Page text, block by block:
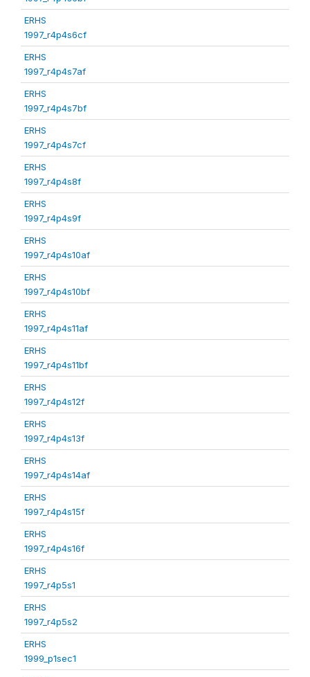
ERHS
1997_r4p4s6cf
ERHS
1997_r4p4s7af
ERHS
1997_r4p4s7bf
ERHS
1997_r4p4s7cf
ERHS
1997_r4p4s8f
ERHS
1997_r4p4s9f
ERHS
1997_r4p4s10af
ERHS
1997_r4p4s10bf
ERHS
1997_r4p4s11af
ERHS
1997_r4p4s11bf
ERHS
1997_r4p4s12f
ERHS
1997_r4p4s13f
ERHS
1997_r4p4s14af
ERHS
1997_r4p4s15f
ERHS
1997_r4p4s16f
ERHS
1997_r4p5s1
ERHS
1997_r4p5s2
ERHS
1999_p1sec1